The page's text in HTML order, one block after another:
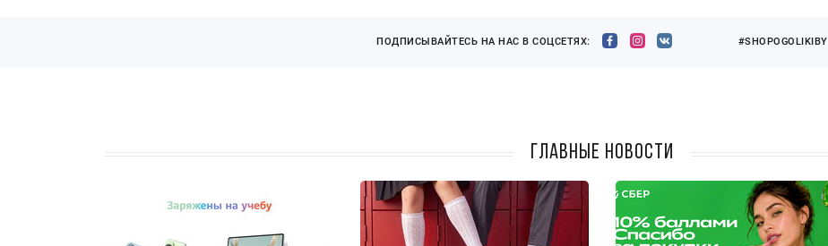
ПОДПИСЫВАЙТЕСЬ НА НАС В СОЦСЕТЯХ: #SHOPOGOLIKIBY
Главные новости